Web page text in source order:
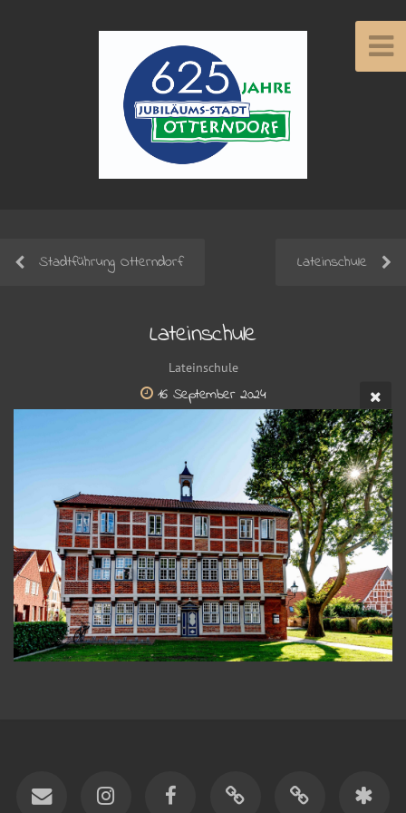
Stadtführung Otterndorf Lateinschule
Lateinschule
Lateinschule
16 September 2024